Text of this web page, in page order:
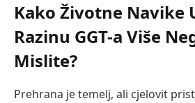
Kako Životne Navike
Razinu GGT-a Više
Mislite?
Prehrana je temelj, ali cjelovit